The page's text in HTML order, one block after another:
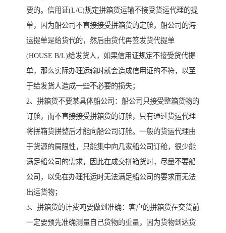
要的。信用证(L/C)规定拼箱货运输不接受货运代理的提
单，因为船公司不直接接受拼箱货的定舱，船公司的海
运提单是给货代的，然后由货代再签发货代提单
(HOUSE B/L)给发货人，如果信用证规定不接受货代提
单，那么实际办理运输时就会造成信用证的不符，以至
于给发货人造成一些不必要的损失；
2、拼箱货不要某具体船公司：船公司只接受整箱货物的
订舱，而不直接接受拼箱货的订舱，只有通过货运代理
将拼箱货拼整后才能向船公司订舱。一般的货运代理由
于货源的局限性，只能集中向几家船公司订舱，很少能
满足船公司的需求，因此在成交拼箱货时，尽量不要船
公司，以免在办理托运时无法满足船公司的要求而无法
出运货物；
3、拼箱货的计费吨要做到准确：客户的拼箱货在交货前
一定要预先准确测量自己货物的重量，因为货物到达货